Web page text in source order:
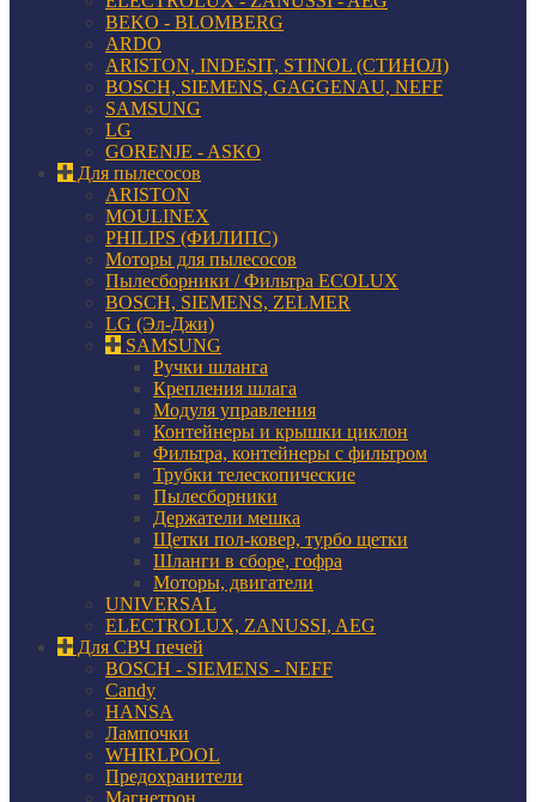
BEKO - BLOMBERG
ARDO
ARISTON, INDESIT, STINOL (СТИНОЛ)
BOSCH, SIEMENS, GAGGENAU, NEFF
SAMSUNG
LG
GORENJE - ASKO
Для пылесосов
ARISTON
MOULINEX
PHILIPS (ФИЛИПС)
Моторы для пылесосов
Пылесборники / Фильтра ECOLUX
BOSCH, SIEMENS, ZELMER
LG (Эл-Джи)
SAMSUNG
Ручки шланга
Крепления шлага
Модуля управления
Контейнеры и крышки циклон
Фильтра, контейнеры с фильтром
Трубки телескопические
Пылесборники
Держатели мешка
Щетки пол-ковер, турбо щетки
Шланги в сборе, гофра
Моторы, двигатели
UNIVERSAL
ELECTROLUX, ZANUSSI, AEG
Для СВЧ печей
BOSCH - SIEMENS - NEFF
Candy
HANSA
Лампочки
WHIRLPOOL
Предохранители
Магнетрон